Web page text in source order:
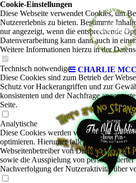
CHARLIE
Cookie-Einstellungen
Diese Webseite verwendet Cookies, um
Nutzererlebnis zu bieten. Bestimmte
nur angezeigt, wenn die entsprechende
Datenverarbeitung kann dann auch in
Weitere Informationen hierzu in der
Technisch notwendige
Diese Cookies sind zum Betrieb der
Schutz vor Hackerangriffen und zur
konsistenten und der Nachfrage
Seite.
Analytische
Diese Cookies werden verwendet, um das
optimieren. Hierunter fallen auch
Webseitenbetreiber von Drittanbietern zur
sowie die Ausspielung von
Nachverfolgung der Nutzeraktivität über